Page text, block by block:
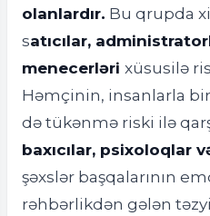
olanlardır. Bu qrupda
satıcılar,
menecerləri xüsusilə
Həmçinin, insanlarla
də tükənmə riski ilə
baxıcılar, psixoloqlar
şəxslər başqalarının
rəhbərlikdən gələn